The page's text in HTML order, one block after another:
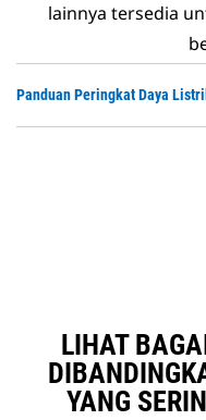
lainnya tersedia
Panduan Peringkat Daya
LIHAT
YANG